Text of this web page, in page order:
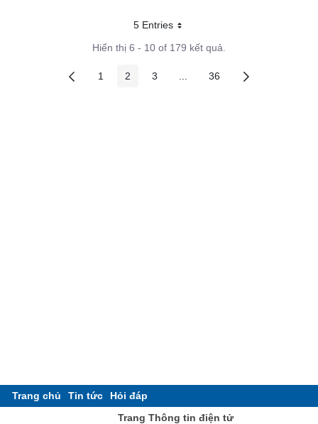
5 EntriesMỗi trang
Hiển thị 6 - 10 of 179 kết quả.
Các trang trên cổng
1 Các trang trên cổng
2 Các trang trên cổng
3 Các trang trung gian
Các trang trên cổng
36
Trang chủ Tin tức
Hỏi đáp
Trang Thông tin điện tử